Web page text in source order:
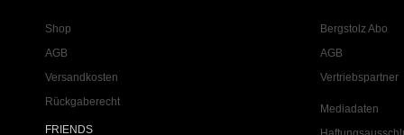
Shop
AGB
Versandkosten
Rückgaberecht
FRIENDS
Bergstolz Abo
AGB
Vertriebspartner
Mediadaten